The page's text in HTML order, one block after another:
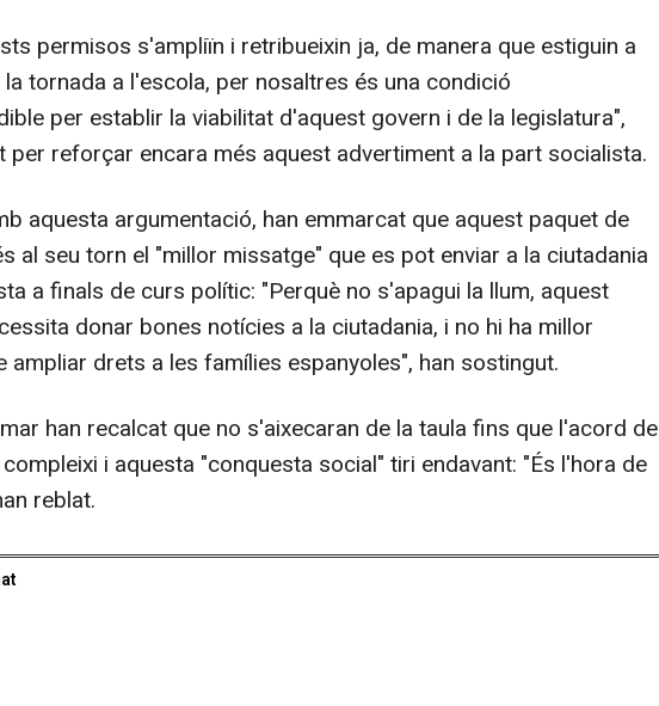
permisos s'ampliïn i retribueixin ja, de manera que estiguin a
tornada a l'escola, per nosaltres és una condició
per establir la viabilitat d'aquest govern i de la legislatura",
per reforçar encara més aquest advertiment a la part socialista.
aquesta argumentació, han emmarcat que aquest paquet de
al seu torn el "millor missatge" que es pot enviar a la ciutadania
a finals de curs polític: "Perquè no s'apagui la llum, aquest
donar bones notícies a la ciutadania, i no hi ha millor
ampliar drets a les famílies espanyoles", han sostingut.
han recalcat que no s'aixecaran de la taula fins que l'acord de
i aquesta "conquesta social" tiri endavant: "És l'hora de
reblat.